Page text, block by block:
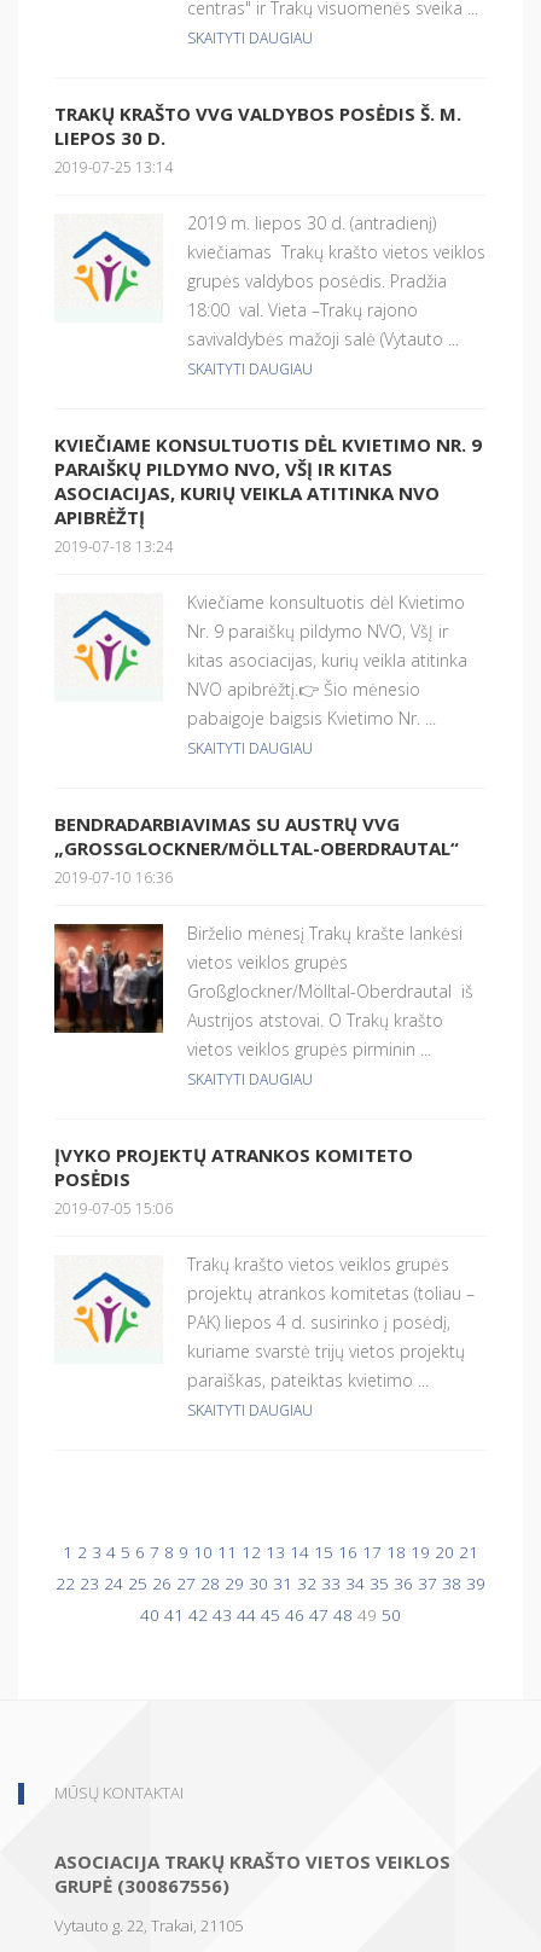
centras" ir Trakų visuomenės sveika ...
SKAITYTI DAUGIAU
TRAKŲ KRAŠTO VVG VALDYBOS POSĖDIS Š. M.
LIEPOS 30 D.
2019-07-25 13:14
2019 m. liepos 30 d. (antradienį)
kviečiamas Trakų krašto vietos veiklos
grupės valdybos posėdis. Pradžia
18:00 val. Vieta –Trakų rajono
savivaldybės mažoji salė (Vytauto ...
SKAITYTI DAUGIAU
KVIEČIAME KONSULTUOTIS DĖL KVIETIMO NR. 9
PARAIŠKŲ PILDYMO NVO, VŠĮ IR KITAS
ASOCIACIJAS, KURIŲ VEIKLA ATITINKA NVO
APIBRĖŽTĮ
2019-07-18 13:24
Kviečiame konsultuotis dėl Kvietimo
Nr. 9 paraiškų pildymo NVO, VšĮ ir
kitas asociacijas, kurių veikla atitinka
NVO apibrėžtį.👉 Šio mėnesio
pabaigoje baigsis Kvietimo Nr. ...
SKAITYTI DAUGIAU
BENDRADARBIAVIMAS SU AUSTRŲ VVG
„GROSSGLOCKNER/MÖLLTAL-OBERDRAUTAL“
2019-07-10 16:36
Birželio mėnesį Trakų krašte lankėsi
vietos veiklos grupės
Großglockner/Mölltal-Oberdrautal iš
Austrijos atstovai. O Trakų krašto
vietos veiklos grupės pirminin ...
SKAITYTI DAUGIAU
ĮVYKO PROJEKTŲ ATRANKOS KOMITETO
POSĖDIS
2019-07-05 15:06
Trakų krašto vietos veiklos grupės
projektų atrankos komitetas (toliau –
PAK) liepos 4 d. susirinko į posėdį,
kuriame svarstė trijų vietos projektų
paraiškas, pateiktas kvietimo ...
SKAITYTI DAUGIAU
1 2 3 4 5 6 7 8 9 10 11 12 13 14 15 16 17 18 19 20 21
22 23 24 25 26 27 28 29 30 31 32 33 34 35 36 37 38 39
40 41 42 43 44 45 46 47 48 49 50
MŪSŲ KONTAKTAI
ASOCIACIJA TRAKŲ KRAŠTO VIETOS VEIKLOS
GRUPĖ (300867556)
Vytauto g. 22, Trakai, 21105